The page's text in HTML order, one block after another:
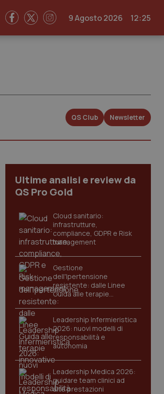
9 Agosto 2026 12:25
QS Club Newsletter
Ultime analisi e review da
QS Pro Gold
Cloud sanitario:
infrastrutture,
compliance, GDPR e Risk
management
Gestione
dell'Ipertensione
resistente: dalle Linee
Guida alle terapie
innovative
Leadership Infermieristica
2026: nuovi modelli di
responsabilità e
autonomia
Leadership Medica 2026:
guidare team clinici ad
alte prestazioni